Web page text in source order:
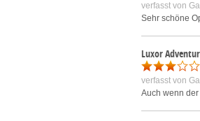
verfasst von
Sehr schöne
Luxor
verfasst von
Auch wenn